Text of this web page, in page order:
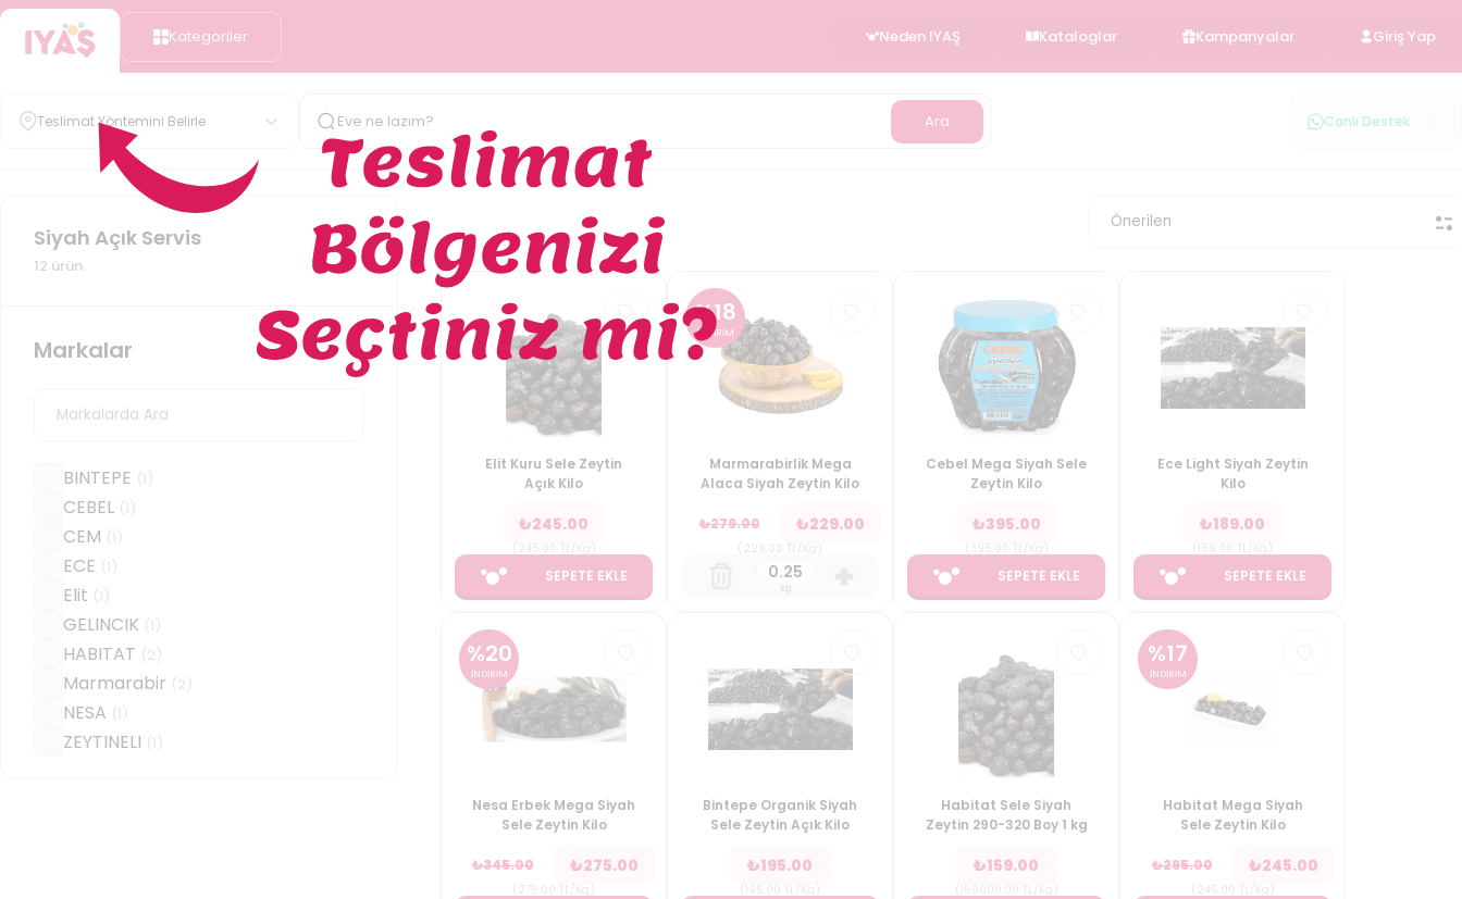
Kategoriler Neden IYAŞ Kataloglar Kampanyalar Giriş Yap
Teslimat Yöntemini Belirle Ara Canlı Destek
Siyah Açık Servis
12 ürün
Markalar
BINTEPE (1 )
CEBEL (1 )
CEM (1 )
ECE (1 )
Elit (1 )
GELINCIK (1 )
HABITAT (2 )
Marmarabir (2 )
NESA (1 )
ZEYTINELI (1 )
Elit Kuru Sele Zeytin
Açık Kilo
₺245.00
SEPETE EKLE
%18
İNDİRİM
Marmarabirlik Mega
Alaca Siyah Zeytin Kilo
₺279.00 ₺229.00
kg
Cebel Mega Siyah Sele
Zeytin Kilo
₺395.00
SEPETE EKLE
Ece Light Siyah Zeytin
Kilo
₺189.00
SEPETE EKLE
%20
İNDİRİM
Nesa Erbek Mega Siyah
Sele Zeytin Kilo
₺345.00 ₺275.00
Bintepe Organik Siyah
Sele Zeytin Açık Kilo
₺195.00
Habitat Sele Siyah
Zeytin 290-320 Boy 1 kg
₺159.00
%17
İNDİRİM
Habitat Mega Siyah
Sele Zeytin Kilo
₺295.00 ₺245.00